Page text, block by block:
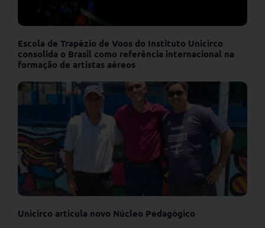
Escola de Trapézio de Voos do Instituto Unicirco
consolida o Brasil como referência internacional na
formação de artistas aéreos
Unicirco articula novo Núcleo Pedagógico